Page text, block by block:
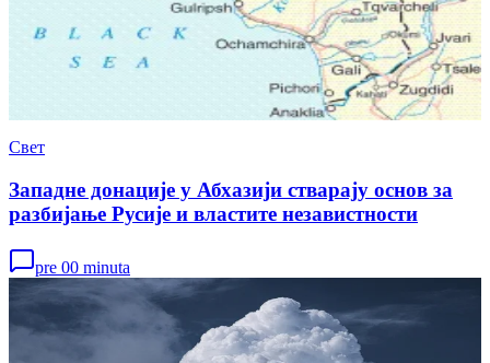
Свет
Западне донације у Абхазији стварају основ за
разбијање Русије и властите независтности
pre 00 minuta